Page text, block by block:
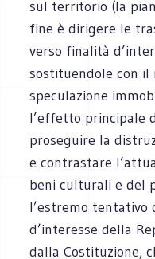
sul territorio (la
fine è dirigere le
verso finalità
sostituendole con
speculazione
l’effetto principale
proseguire la
e contrastare
beni culturali e del
l’estremo
d’interesse della
dalla Costituzione,